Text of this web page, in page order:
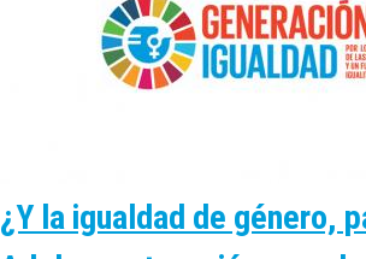
¿Y la igualdad de género,